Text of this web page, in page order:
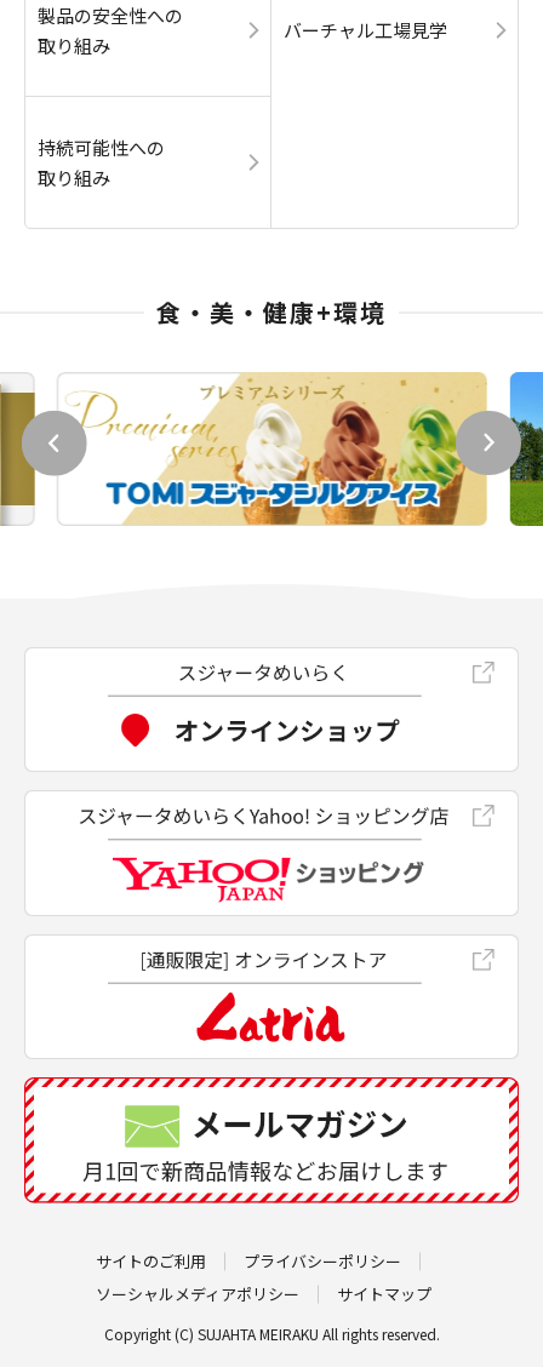
製品の安全性への
取り組み
バーチャル工場見学
持続可能性への
取り組み
食・美・健康+環境
サイトのご利用
プライバシーポリシー
ソーシャルメディアポリシー
サイトマップ
Copyright (C) SUJAHTA MEIRAKU All rights reserved.